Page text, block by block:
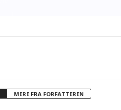
MERE FRA FORFATTEREN